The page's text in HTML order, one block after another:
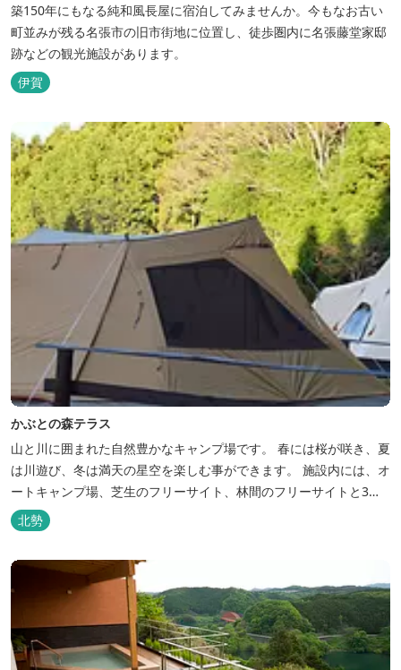
築150年にもなる純和風長屋に宿泊してみませんか。今もなお古い
町並みが残る名張市の旧市街地に位置し、徒歩圏内に名張藤堂家邸
跡などの観光施設があります。
伊賀
かぶとの森テラス
山と川に囲まれた自然豊かなキャンプ場です。 春には桜が咲き、夏
は川遊び、冬は満天の星空を楽しむ事ができます。 施設内には、オ
ートキャンプ場、芝生のフリーサイト、林間のフリーサイトと3種
類のキャンプ場があり、豊かな自然の中でのんびりとキャンプを楽
しむ事ができます。 テント泊が苦手な方や、小さなお子様連れの方
北勢